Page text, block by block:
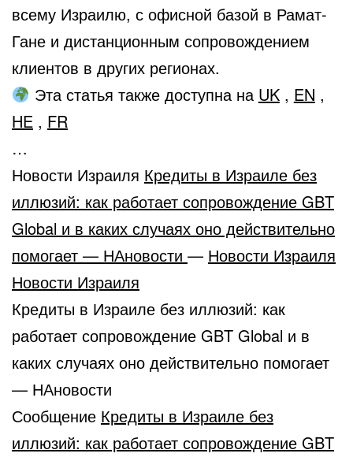
всему Израилю, с офисной базой в Рамат-
Гане и дистанционным сопровождением
клиентов в других регионах.
Эта статья также доступна на UK, EN ,
HE , FR
…
Новости Израиля Кредиты в Израиле без
иллюзий: как работает сопровождение GBT
Global и в каких случаях оно действительно
помогает — НАновости — Новости Израиля
Новости Израиля
Кредиты в Израиле без иллюзий: как
работает сопровождение GBT Global и в
каких случаях оно действительно помогает
— НАновости
Сообщение Кредиты в Израиле без
иллюзий: как работает сопровождение GBT